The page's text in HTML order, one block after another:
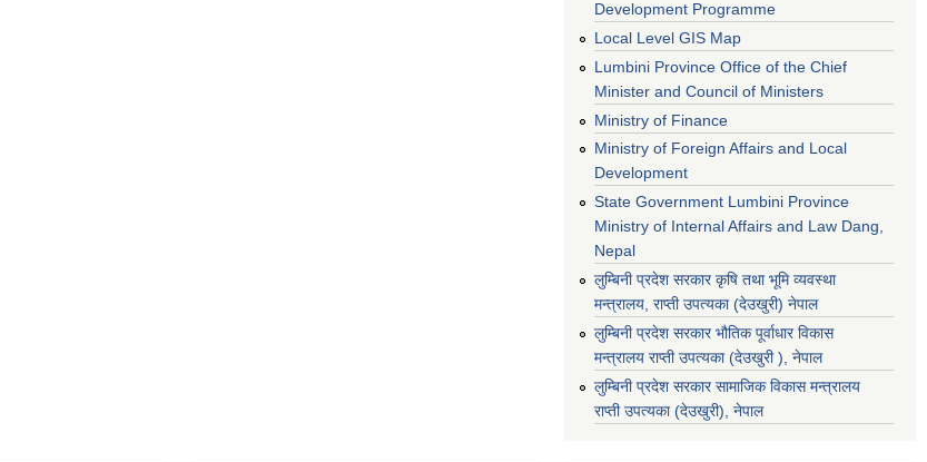
Development Programme
Local Level GIS Map
Lumbini Province Office of the Chief
Minister and Council of Ministers
Ministry of Finance
Ministry of Foreign Affairs and Local
Development
State Government Lumbini Province
Ministry of Internal Affairs and Law Dang,
Nepal
लुम्बिनी प्रदेश सरकार कृषि तथा भूमि व्यवस्था
मन्त्रालय, राप्ती उपत्यका (देउखुरी) नेपाल
लुम्बिनी प्रदेश सरकार भौतिक पूर्वाधार विकास
मन्त्रालय राप्ती उपत्यका (देउखुरी ), नेपाल
‌लुम्बिनी प्रदेश सरकार सामाजिक विकास मन्‍‍त्रालय
राप्ती उपत्यका (देउखुरी), नेपाल